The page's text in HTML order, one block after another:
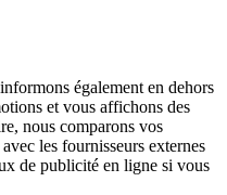
également en dehors
et vous affichons des
nous comparons vos
les fournisseurs externes
de publicité en ligne si vous